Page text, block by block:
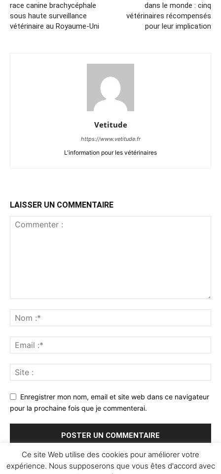
race canine brachycéphale
sous haute surveillance
vétérinaire au Royaume-Uni
dans le monde : cinq
vétérinaires récompensés
pour leur implication
Vetitude
https://www.vetitude.fr
L'information pour les vétérinaires
LAISSER UN COMMENTAIRE
Enregistrer mon nom, email et site web dans ce navigateur
pour la prochaine fois que je commenterai.
Ce site Web utilise des cookies pour améliorer votre
expérience. Nous supposerons que vous êtes d'accord avec